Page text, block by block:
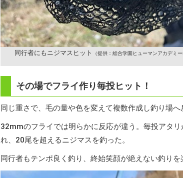
同行者にもニジマスヒット （提供：総合学園ヒューマンアカデミ
その場でフライ作り毎投ヒット！
同じ重さで、毛の量や色を変えて複数作成し釣り場へ
32mmのフライでは明らかに反応が違う。毎投アタ
れ、20尾を超えるニジマスを釣った。
同行者もテンポ良く釣り、終始笑顔が絶えない釣りを